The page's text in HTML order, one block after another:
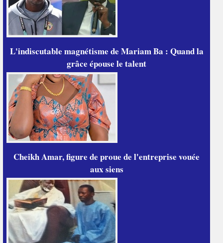
L'indiscutable magnétisme de Mariam Ba : Quand la
grâce épouse le talent
Cheikh Amar, figure de proue de l'entreprise vouée
aux siens